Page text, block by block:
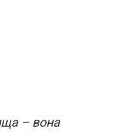
– вона